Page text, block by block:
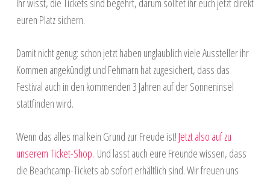
euren Platz sichern.
Damit nicht genug: schon jetzt haben unglaublich viele Aussteller ihr
Kommen angekündigt und Fehmarn hat zugesichert, dass das
Festival auch in den kommenden 3 Jahren auf der Sonneninsel
stattfinden wird.
Wenn das alles mal kein Grund zur Freude ist! Jetzt also auf zu
unserem Ticket-Shop. Und lasst auch eure Freunde wissen, dass
die Beachcamp-Tickets ab sofort erhältlich sind. Wir freuen uns